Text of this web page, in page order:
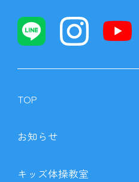
TOP
お知らせ
キッズ体操教室